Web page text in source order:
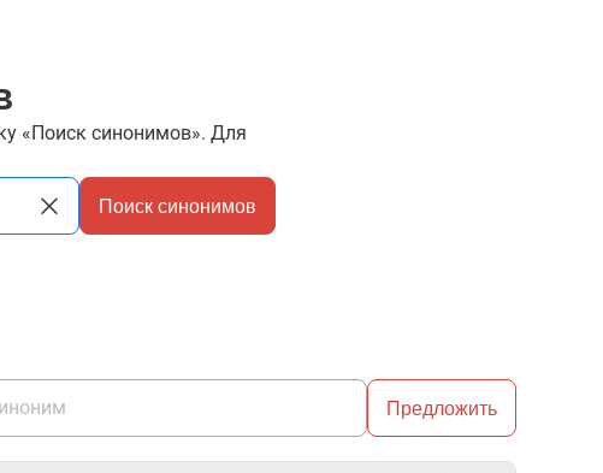
«Поиск синонимов». Для
Поиск синонимов
Предложить